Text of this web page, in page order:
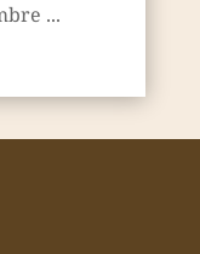
...